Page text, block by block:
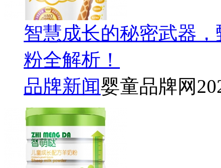
智慧成长的秘密武器
粉全解析！
品牌新闻婴童品牌网